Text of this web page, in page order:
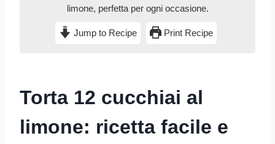
limone, perfetta per ogni occasione.
Jump to Recipe Print Recipe
Torta 12 cucchiai al
limone: ricetta facile e